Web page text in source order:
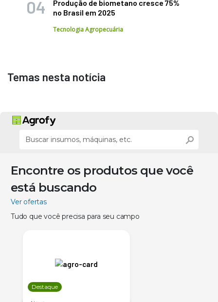
Produção de biometano cresce 75%
no Brasil em 2025
Tecnologia Agropecuária
Temas nesta notícia
Encontre os produtos que você
está buscando
Ver ofertas
Tudo que você precisa para seu campo
Destaque